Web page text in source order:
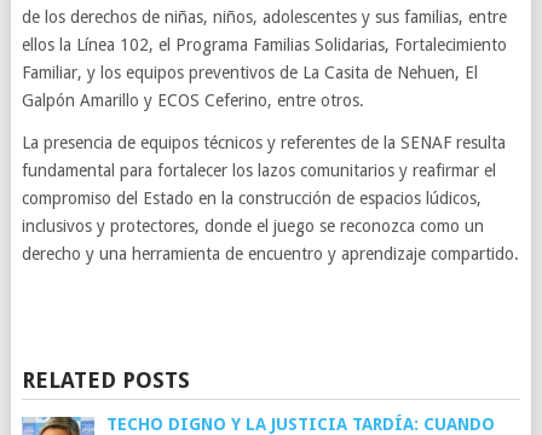
de los derechos de niñas, niños, adolescentes y sus familias, entre
ellos la Línea 102, el Programa Familias Solidarias, Fortalecimiento
Familiar, y los equipos preventivos de La Casita de Nehuen, El
Galpón Amarillo y ECOS Ceferino, entre otros.
La presencia de equipos técnicos y referentes de la SENAF resulta
fundamental para fortalecer los lazos comunitarios y reafirmar el
compromiso del Estado en la construcción de espacios lúdicos,
inclusivos y protectores, donde el juego se reconozca como un
derecho y una herramienta de encuentro y aprendizaje compartido.
RELATED POSTS
TECHO DIGNO Y LA JUSTICIA TARDÍA: CUANDO